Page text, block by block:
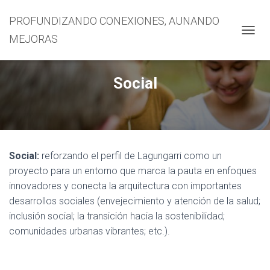
PROFUNDIZANDO CONEXIONES, AUNANDO
MEJORAS
Social
Social: reforzando el perfil de Lagungarri como un
proyecto para un entorno que marca la pauta en enfoques
innovadores y conecta la arquitectura con importantes
desarrollos sociales (envejecimiento y atención de la salud;
inclusión social; la transición hacia la sostenibilidad;
comunidades urbanas vibrantes; etc.).